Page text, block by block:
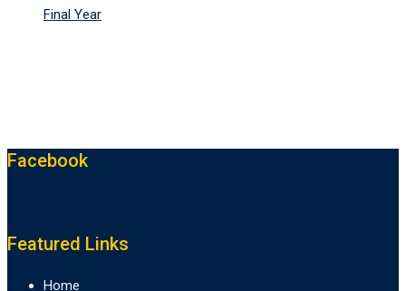
Final Year
Facebook
Featured Links
Home